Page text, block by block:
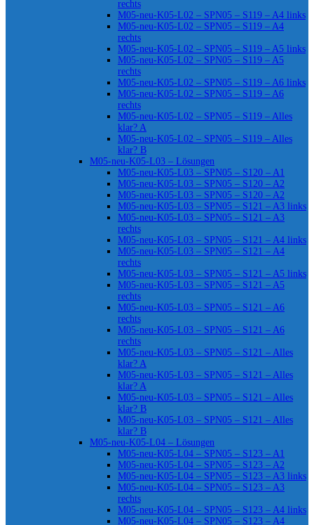
rechts
M05-neu-K05-L02 – SPN05 – S119 – A4 links
M05-neu-K05-L02 – SPN05 – S119 – A4
rechts
M05-neu-K05-L02 – SPN05 – S119 – A5 links
M05-neu-K05-L02 – SPN05 – S119 – A5
rechts
M05-neu-K05-L02 – SPN05 – S119 – A6 links
M05-neu-K05-L02 – SPN05 – S119 – A6
rechts
M05-neu-K05-L02 – SPN05 – S119 – Alles
klar? A
M05-neu-K05-L02 – SPN05 – S119 – Alles
klar? B
M05-neu-K05-L03 – Lösungen
M05-neu-K05-L03 – SPN05 – S120 – A1
M05-neu-K05-L03 – SPN05 – S120 – A2
M05-neu-K05-L03 – SPN05 – S120 – A2
M05-neu-K05-L03 – SPN05 – S121 – A3 links
M05-neu-K05-L03 – SPN05 – S121 – A3
rechts
M05-neu-K05-L03 – SPN05 – S121 – A4 links
M05-neu-K05-L03 – SPN05 – S121 – A4
rechts
M05-neu-K05-L03 – SPN05 – S121 – A5 links
M05-neu-K05-L03 – SPN05 – S121 – A5
rechts
M05-neu-K05-L03 – SPN05 – S121 – A6
rechts
M05-neu-K05-L03 – SPN05 – S121 – A6
rechts
M05-neu-K05-L03 – SPN05 – S121 – Alles
klar? A
M05-neu-K05-L03 – SPN05 – S121 – Alles
klar? A
M05-neu-K05-L03 – SPN05 – S121 – Alles
klar? B
M05-neu-K05-L03 – SPN05 – S121 – Alles
klar? B
M05-neu-K05-L04 – Lösungen
M05-neu-K05-L04 – SPN05 – S123 – A1
M05-neu-K05-L04 – SPN05 – S123 – A2
M05-neu-K05-L04 – SPN05 – S123 – A3 links
M05-neu-K05-L04 – SPN05 – S123 – A3
rechts
M05-neu-K05-L04 – SPN05 – S123 – A4 links
M05-neu-K05-L04 – SPN05 – S123 – A4